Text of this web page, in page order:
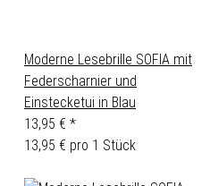
Moderne Lesebrille SOFIA mit
Federscharnier und
Einstecketui in Blau
13,95 € *
13,95 € pro 1 Stück